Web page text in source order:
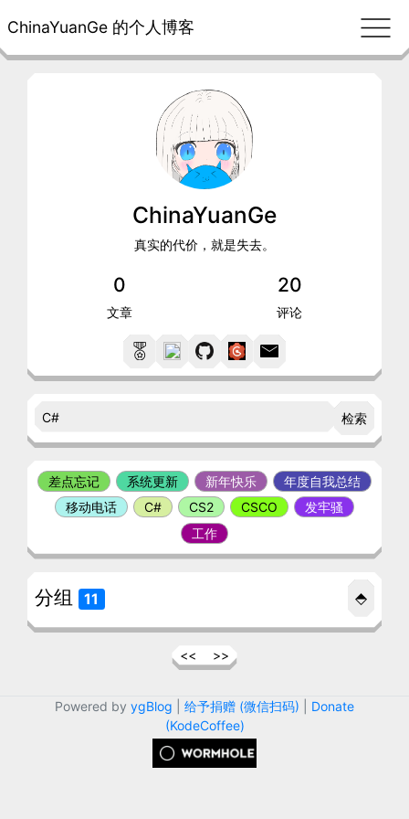
ChinaYuanGe 的个人博客
<< >>
ChinaYuanGe
真实的代价，就是失去。
0
文章
20
评论
检索
差点忘记 系统更新 新年快乐
年度自我总结
移动电话
C# CS2 CSCO
发牢骚
工作
分组 11 ⬘
Powered by ygBlog 给予捐赠 (微信扫码)
Donate
(KodeCoffee)